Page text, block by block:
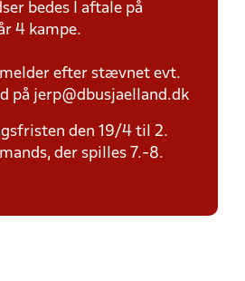
bedes I aftale på
4 kampe.
efter stævnet evt.
på jerp@dbusjaelland.dk
den 19/4 til 2.
der spilles 7.-8.